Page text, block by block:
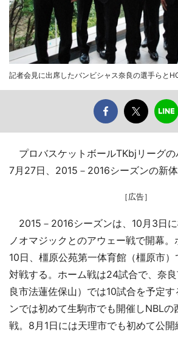
記者会見に出席したバンビシャス奈良の選手らと
プロバスケットボールTKbjリーグの
7月27日、2015－2016シーズンの新体
［広告］
2015－2016シーズンは、10月3日
ノオマジックとのアウェー戦で開幕。
10日、橿原公苑第一体育館（橿原市
対戦する。ホーム戦は24試合で、奈
良市法蓮佐保山）では10試合を予定
ンでは初めて生駒市でも開催しNBL
戦。8月1日には天理市でも初めて公開